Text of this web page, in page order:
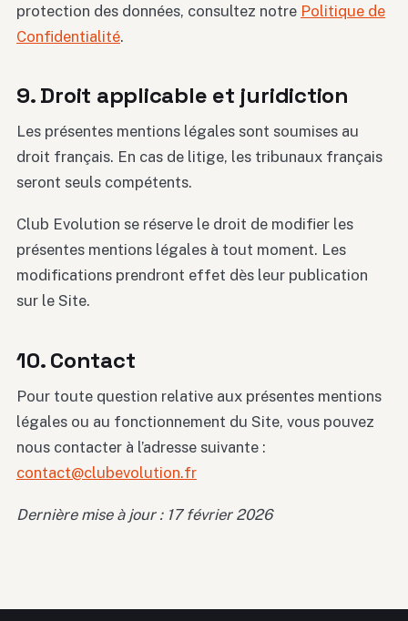
protection des données, consultez notre Politique de
Confidentialité.
9. Droit applicable et juridiction
Les présentes mentions légales sont soumises au
droit français. En cas de litige, les tribunaux français
seront seuls compétents.
Club Evolution se réserve le droit de modifier les
présentes mentions légales à tout moment. Les
modifications prendront effet dès leur publication
sur le Site.
10. Contact
Pour toute question relative aux présentes mentions
légales ou au fonctionnement du Site, vous pouvez
nous contacter à l’adresse suivante :
contact@clubevolution.fr
Dernière mise à jour : 17 février 2026